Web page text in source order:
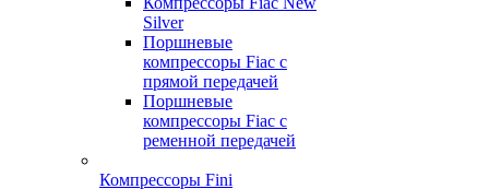
Silver
Поршневые
компрессоры Fiac с
прямой передачей
Поршневые
компрессоры Fiac с
ременной передачей
Компрессоры Fini